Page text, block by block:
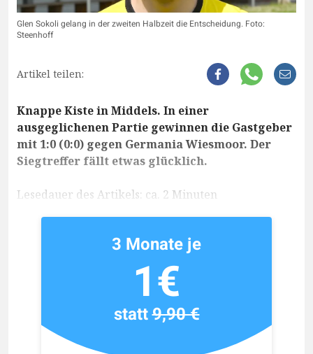
Glen Sokoli gelang in der zweiten Halbzeit die Entscheidung. Foto:
Steenhoff
Artikel teilen:
Knappe Kiste in Middels. In einer
ausgeglichenen Partie gewinnen die Gastgeber
mit 1:0 (0:0) gegen Germania Wiesmoor. Der
Siegtreffer fällt etwas glücklich.
Lesedauer des Artikels: ca. 2 Minuten
3 Monate je
1€
statt9,90 €